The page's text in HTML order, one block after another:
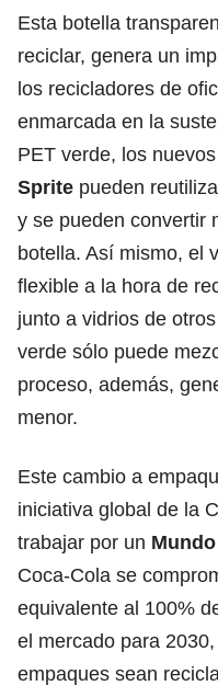
Esta botella
reciclar, genera un
los recicladores de
enmarcada en la
PET verde, los
Sprite pueden
y se pueden convertir
botella. Así mismo, el
flexible a la hora de
junto a vidrios de
verde sólo puede
proceso, además,
menor.
Este cambio a
iniciativa global de la
trabajar por un
Coca-Cola se
equivalente al 100%
el mercado para
empaques sean